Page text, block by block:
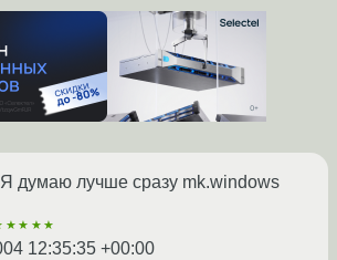
Я думаю лучше сразу mk.windows
12:35:35 +00:00